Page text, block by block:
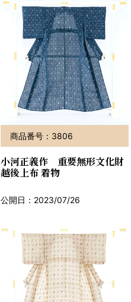
商品番号：3806
小河正義作 重要無形文化財
越後上布 着物
公開日：2023/07/26